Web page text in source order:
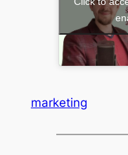
marketing